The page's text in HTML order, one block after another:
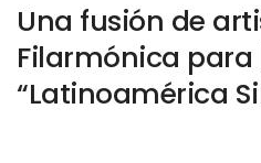
Una fusión de
Filarmónica
“Latinoamérica